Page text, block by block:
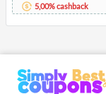
5,00% cashback